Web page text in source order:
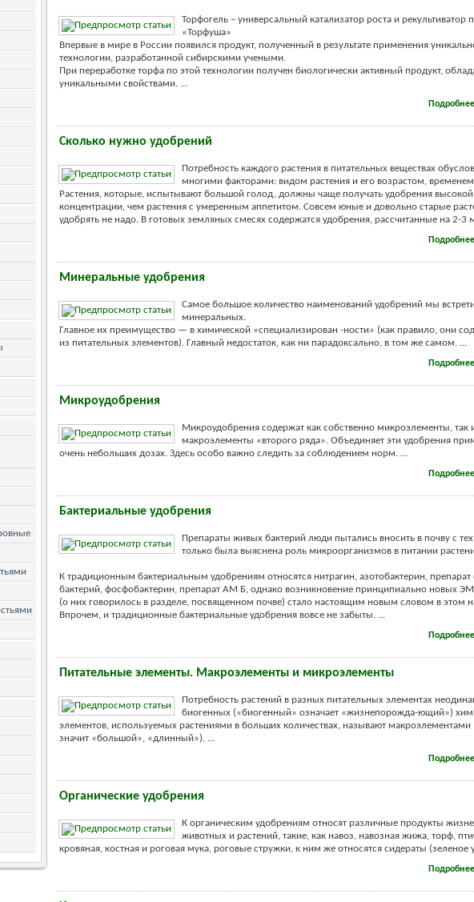
Торфогель – универсальный катализатор роста и рекультиватор
«Торфуша»
Впервые в мире в России появился продукт, полученный в результате применения
технологии, разработанной сибирскими учеными.
При переработке торфа по этой технологии получен биологически активный продукт,
уникальными свойствами. ...
Подробнее
Сколько нужно удобрений
Потребность каждого растения в питательных веществах
многими факторами: видом растения и его возрастом,
Растения, которые, испытывают большой голод, должны чаще получать удобрения высокой
концентрации, чем растения с умеренным аппетитом. Совсем юные и довольно старые
удобрять не надо. В готовых земляных смесях содержатся удобрения, рассчитанные на 2-3
Подробнее
Минеральные удобрения
Самое большое количество наименований удобрений мы
минеральных.
Главное их преимущество — в химической «специализирован -ности» (как правило, они
из питательных элементов). Главный недостаток, как ни парадоксально, в том же самом. ...
Подробнее
Микроудобрения
Микроудобрения содержат как собственно микроэлементы, так
макроэлементы «второго ряда». Объединяет эти удобрения
очень небольших дозах. Здесь особо важно следить за соблюдением норм. ...
Подробнее
Бактериальные удобрения
Препараты живых бактерий люди пытались вносить в почву с
только была выяснена роль микроорганизмов в питании
К традиционным бактериальным удобрениям относятся нитрагин, азотобактерин, препарат
бактерий, фосфобактерин, препарат AM Б, однако возникновение принципиально новых
(о них говорилось в разделе, посвященном почве) стало настоящим новым словом в этом
Впрочем, и традиционные бактериальные удобрения вовсе не забыты. ...
Подробнее
Питательные элементы. Макроэлементы и микроэлементы
Потребность растений в разных питательных элементах
биогенных («биогенный» означает «жизнепорожда-ющий»)
элементов, используемых растениями в больших количествах, называют макроэлементами
значит «большой», «длинный»). ...
Подробнее
Органические удобрения
К органическим удобрениям относят различные продукты
животных и растений, такие, как навоз, навозная жижа, торф,
кровяная, костная и роговая мука, роговые стружки, к ним же относятся сидераты (зеленое
Подробнее